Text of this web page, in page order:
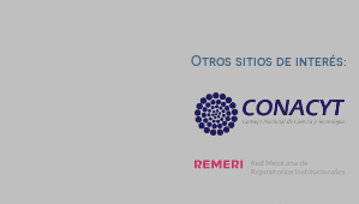
Otros sitios de interés: